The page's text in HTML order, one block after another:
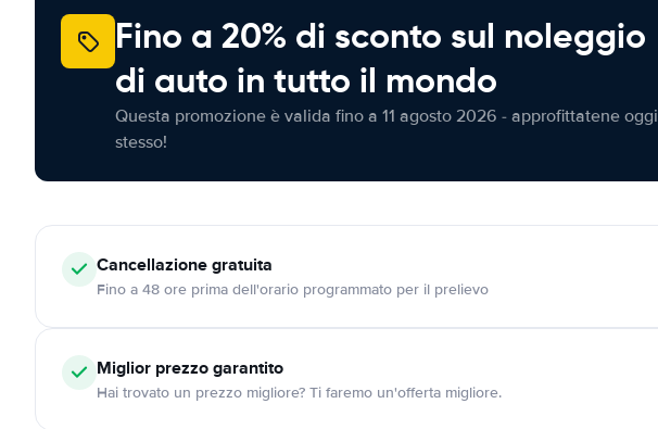
Fino a 20% di sconto sul noleggio
di auto in tutto il mondo
Questa promozione è valida fino a 11 agosto 2026 - approfittatene oggi
stesso!
Cancellazionegratuita
Fino a 48 ore prima dell'orario programmato per il prelievo
Miglior prezzo garantito
Hai trovato un prezzo migliore? Ti faremo un'offerta migliore.